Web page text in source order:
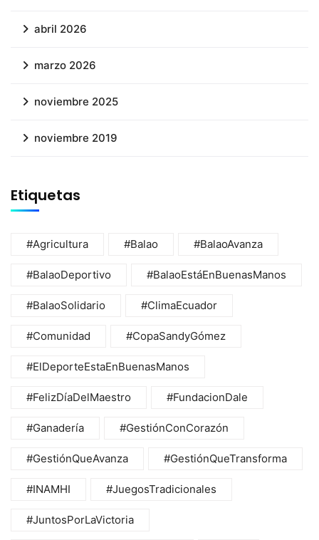
abril 2026
marzo 2026
noviembre 2025
noviembre 2019
Etiquetas
#Agricultura #Balao #BalaoAvanza
#BalaoDeportivo #BalaoEstáEnBuenasManos
#BalaoSolidario #ClimaEcuador
#Comunidad #CopaSandyGómez
#ElDeporteEstaEnBuenasManos
#FelizDíaDelMaestro #FundacionDale
#Ganadería #GestiónConCorazón
#GestiónQueAvanza #GestiónQueTransforma
#INAMHI #JuegosTradicionales
#JuntosPorLaVictoria